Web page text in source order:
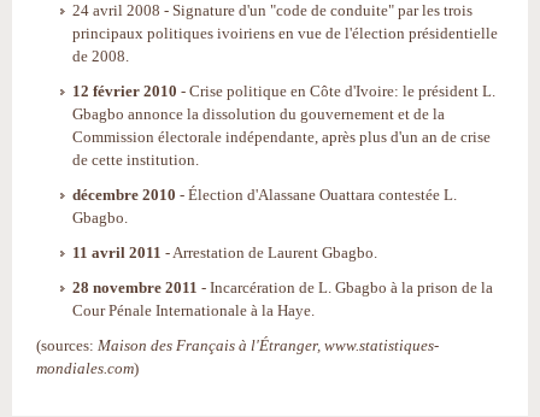
24 avril 2008 - Signature d'un "code de conduite" par les trois
principaux politiques ivoiriens en vue de l'élection présidentielle
de 2008.
12 février 2010 - Crise politique en Côte d'Ivoire: le président L.
Gbagbo annonce la dissolution du gouvernement et de la
Commission électorale indépendante, après plus d'un an de crise
de cette institution.
décembre 2010 - Élection d'Alassane Ouattara contestée L.
Gbagbo.
11 avril 2011 - Arrestation de Laurent Gbagbo.
28 novembre 2011 - Incarcération de L. Gbagbo à la prison de la
Cour Pénale Internationale à la Haye.
(sources: Maison des Français à l'Étranger, www.statistiques-
mondiales.com)